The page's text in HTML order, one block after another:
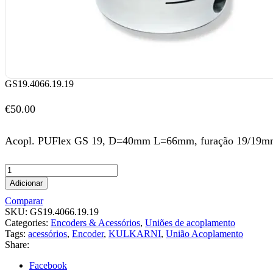
GS19.4066.19.19
€50.00
Acopl. PUFlex GS 19, D=40mm L=66mm, furação 19/
Adicionar
Comparar
SKU: GS19.4066.19.19
Categories: Encoders & Acessórios, Uniões de acoplamento
Tags: acessórios, Encoder, KULKARNI, União Acoplamento
Share:
Facebook